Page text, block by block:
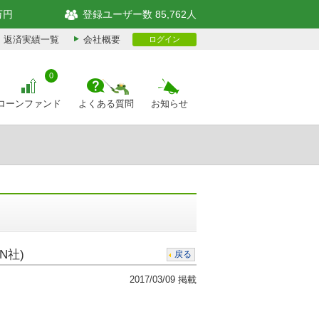
円 登録ユーザー数 85,762人
返済実績一覧 会社概要 ログイン
ーンファンド
0
よくある質問 お知らせ
社) 戻る
2017/03/09 掲載